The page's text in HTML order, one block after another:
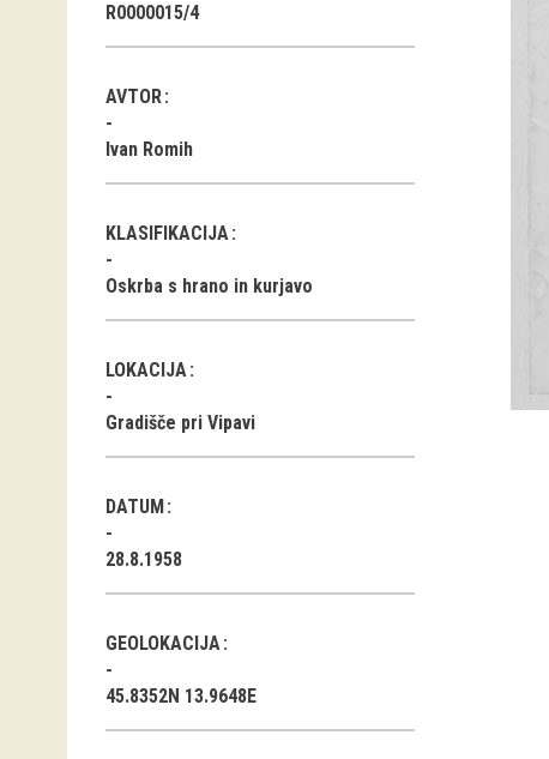
R0000015/4
AVTOR
Ivan Romih
KLASIFIKACIJA
Oskrba s hrano in kurjavo
LOKACIJA
Gradišče pri Vipavi
DATUM
28.8.1958
GEOLOKACIJA
45.8352N 13.9648E